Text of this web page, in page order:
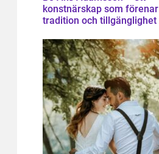
konstnärskap som förenar
tradition och tillgänglighet